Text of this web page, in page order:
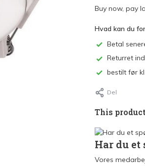
Buy now, pay
Hvad kan du
Betal
Returret
bestilt før
Del
This
Har du et
Vores